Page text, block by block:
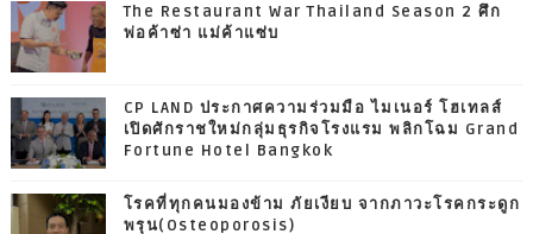
The Restaurant War Thailand Season 2 ศึก
พ่อค้าซ่า แม่ค้าแซ่บ
CP LAND ประกาศความร่วมมือ ไมเนอร์ โฮเทลส์
เปิดศักราชใหม่กลุ่มธุรกิจโรงแรม พลิกโฉม Grand
Fortune Hotel Bangkok
โรคที่ทุกคนมองข้าม ภัยเงียบ จากภาวะโรคกระดูก
พรุน(Osteoporosis)